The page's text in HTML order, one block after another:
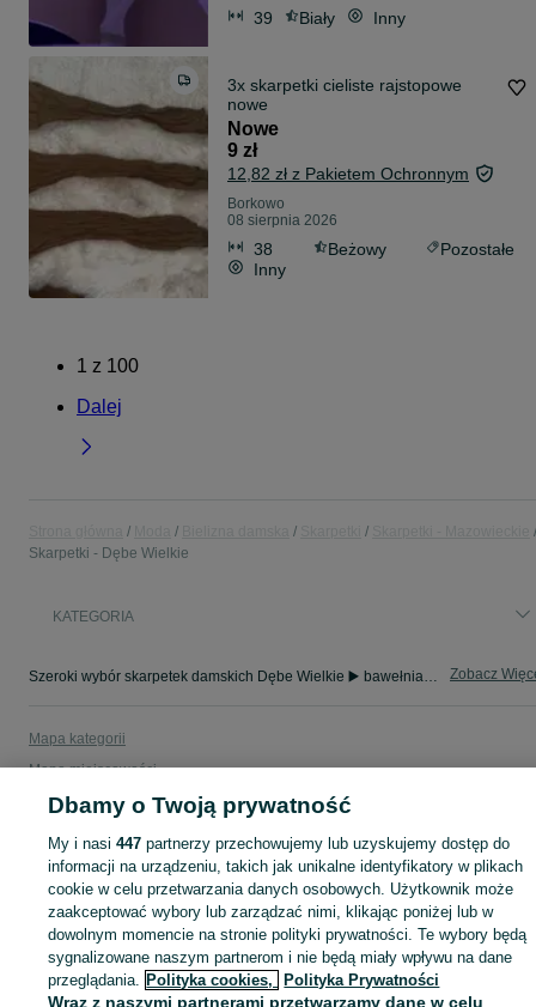
39 Biały Inny
3x skarpetki cieliste rajstopowe
nowe
Nowe
9 zł
12,82 zł z Pakietem Ochronnym
Borkowo
08 sierpnia 2026
38 Beżowy
Pozostałe
Inny
1 z 100
Dalej
Skarpetki - Dębe Wielkie
KATEGORIA
Szeroki wybór skarpetek damskich Dębe Wielkie ▶️ bawełniane, wzorzyste, stopki i termiczne ✅ Nowe i używane w dobrych cenach ✌ Sprawdź oferty na OLX.pl! Zobacz
Mapa kategorii
Mapa miejscowości
Mapa ministron
Dbamy o Twoją prywatność
My i nasi447 partnerzy przechowujemy lub uzyskujemy dostęp do
informacji na urządzeniu, takich jak unikalne identyfikatory w plikach
cookie w celu przetwarzania danych osobowych. Użytkownik może
zaakceptować wybory lub zarządzać nimi, klikając poniżej lub w
dowolnym momencie na stronie polityki prywatności. Te wybory będą
sygnalizowane naszym partnerom i nie będą miały wpływu na dane
przeglądania. Polityka cookies, Polityka Prywatności
Wraz z naszymi partnerami przetwarzamy dane w celu